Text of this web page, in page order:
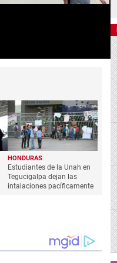
HONDURAS
Estudiantes de la Unah en
Tegucigalpa dejan las
intalaciones pacíficamente